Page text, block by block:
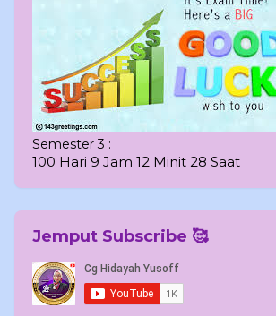
Semester 3 :
100 Hari 9 Jam 12 Minit 27 Saat
Jemput Subscribe 🥰